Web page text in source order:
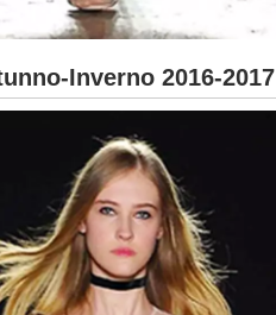
Inverno 2016-2017